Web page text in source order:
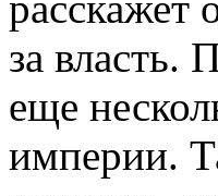
за власть.
еще
империи.